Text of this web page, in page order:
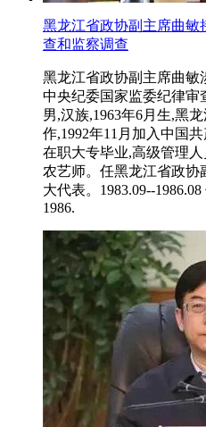
黑龙江省政协副主席曲敏
查和监察调查
黑龙江省政协副主席曲敏
中央纪委国家监委纪律审
男,汉族,1963年6月生,黑
作,1992年11月加入中国
在职大专毕业,高级管理
农艺师。任黑龙江省政协
大代表。1983.09--
1986.